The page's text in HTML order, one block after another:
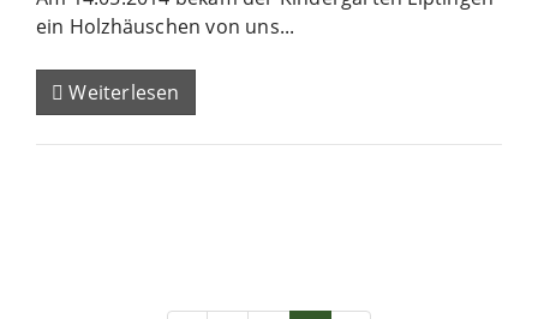
ein Holzhäuschen von uns...
Weiterlesen